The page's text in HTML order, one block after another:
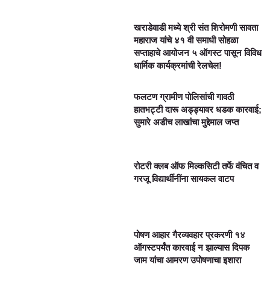
खराडेवाडी मध्ये श्री संत शिरोमणी सावता
महाराज यांचे ४१ वी समाधी सोहळा
सप्ताहाचे आयोजन ५ ऑगस्ट पासून विविध
धार्मिक कार्यक्रमांची रेलचेल!
फलटण ग्रामीण पोलिसांची गावठी
हातभट्टी दारू अड्ड्यावर धडक कारवाई;
सुमारे अडीच लाखांचा मुद्देमाल जप्त
रोटरी क्लब ऑफ मिल्कसिटी तर्फे वंचित व
गरजू विद्यार्थीनींना सायकल वाटप
पोषण आहार गैरव्यवहार प्रकरणी १४
ऑगस्टपर्यंत कारवाई न झाल्यास दिपक
जाम यांचा आमरण उपोषणाचा इशारा